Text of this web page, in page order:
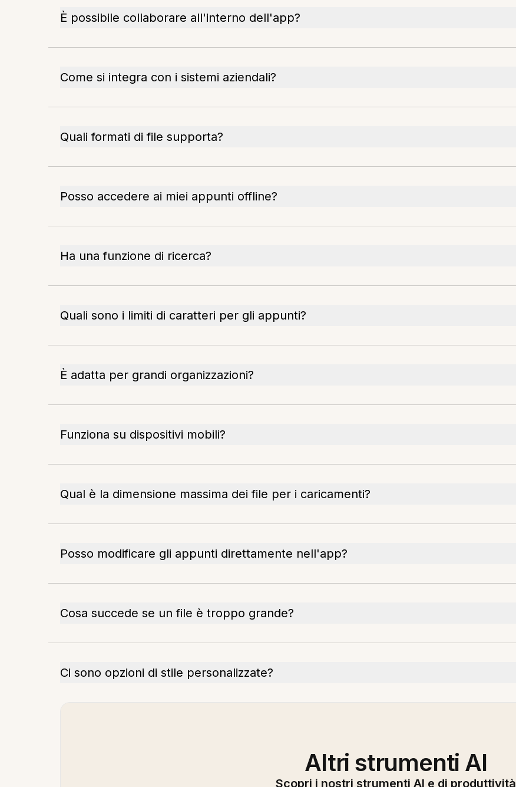
È possibile collaborare all'interno dell'app?
Come si integra con i sistemi aziendali?
Quali formati di file supporta?
Posso accedere ai miei appunti offline?
Ha una funzione di ricerca?
Quali sono i limiti di caratteri per gli appunti?
È adatta per grandi organizzazioni?
Funziona su dispositivi mobili?
Qual è la dimensione massima dei file per i caricamenti?
Posso modificare gli appunti direttamente nell'app?
Cosa succede se un file è troppo grande?
Ci sono opzioni di stile personalizzate?
Altri strumenti AI
Scopri i nostri strumenti AI e di produttività